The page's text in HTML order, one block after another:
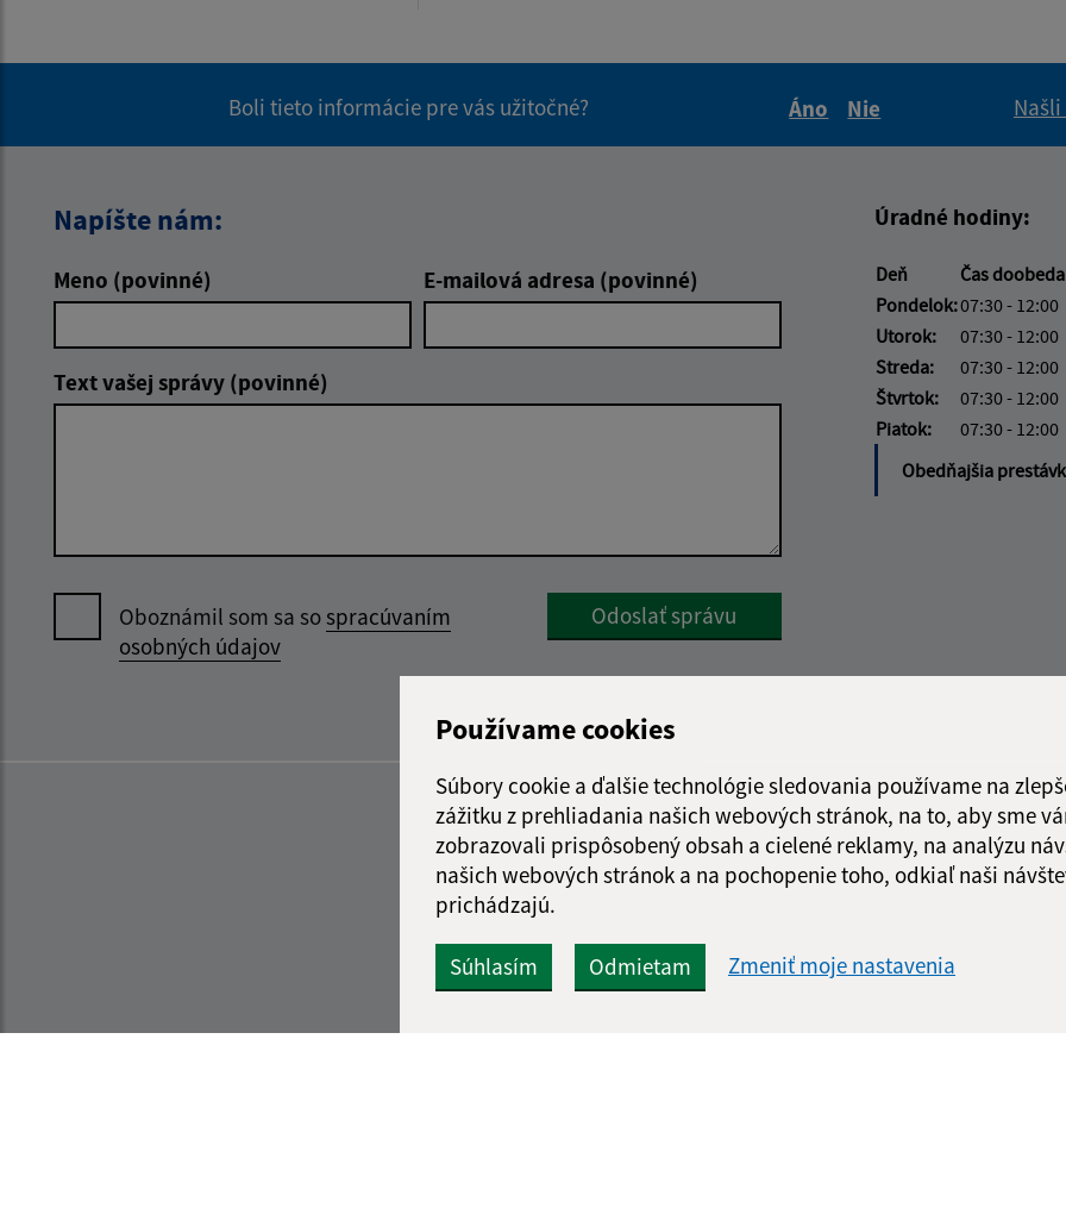
Používame cookies
Súbory cookie a ďalšie technológie sledovania používame na
zážitku z prehliadania našich webových stránok, na to, aby sme
zobrazovali prispôsobený obsah a cielené reklamy, na analýzu
našich webových stránok a na pochopenie toho, odkiaľ naši
prichádzajú.
Súhlasím Odmietam Zmeniť moje nastavenia
Boli tieto informácie pre vás užitočné?
Áno
Nie
Napíšte nám:
Meno (povinné) E-mailová adresa (povinné)
Text vašej správy (povinné)
Oboznámil som sa sospracúvaním
osobných údajov
Google reCaptcha Response
Odoslať správu
Úradné hodiny:
Deň Čas doobeda
Pondelok:07:30 - 12:00
Utorok:
07:30 - 12:00
Streda:
07:30 - 12:00
Štvrtok:
07:30 - 12:00
Piatok:
07:30 - 12:00
Obedňajšia